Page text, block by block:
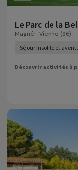
Le Parc de la
Magné - Vienne (86)
Séjour insolite et
Découvrir activités à